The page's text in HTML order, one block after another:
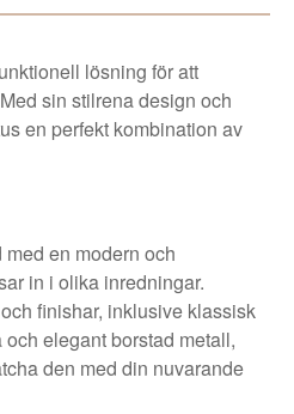
lösning för att
sin stilrena design och
en perfekt kombination av
en modern och
in i olika inredningar.
finishar, inklusive klassisk
elegant borstad metall,
den med din nuvarande